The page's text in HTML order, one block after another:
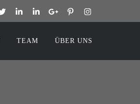
TEAM ÜBER UNS